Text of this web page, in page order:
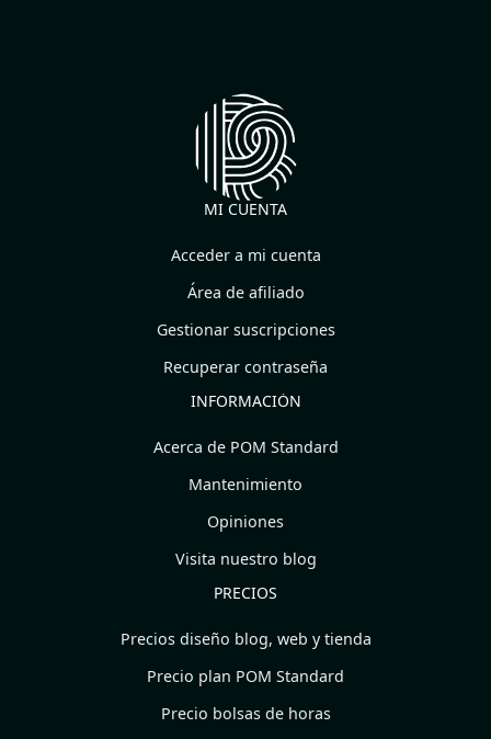
MI CUENTA
Acceder a mi cuenta
Área de afiliado
Gestionar suscripciones
Recuperar contraseña
INFORMACIÓN
Acerca de POM Standard
Mantenimiento
Opiniones
Visita nuestro blog
PRECIOS
Precios diseño blog, web y tienda
Precio plan POM Standard
Precio bolsas de horas